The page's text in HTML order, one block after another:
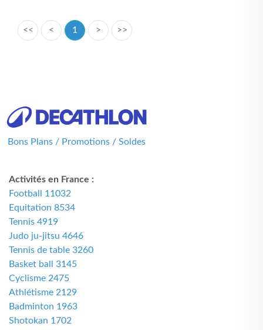
<< < 1 > >>
Bons Plans / Promotions / Soldes
Activités en France :
Football 11032
Equitation 8534
Tennis 4919
Judo ju-jitsu 4646
Tennis de table 3260
Basket ball 3145
Cyclisme 2475
Athlétisme 2129
Badminton 1963
Shotokan 1702